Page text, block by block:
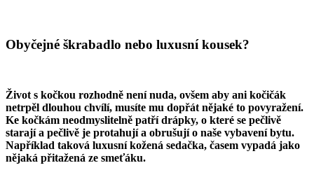
Obyčejné škrabadlo nebo luxusní kousek?
Život s kočkou rozhodně není nuda, ovšem aby ani kočičák
netrpěl dlouhou chvílí, musíte mu dopřát nějaké to povyražení.
Ke kočkám neodmyslitelně patří drápky, o které se pečlivě
starají a pečlivě je protahují a obrušují o naše vybavení bytu.
Například taková luxusní kožená sedačka, časem vypadá jako
nějaká přitažená ze smeťáku.